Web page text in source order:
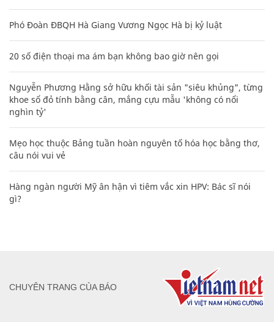
Phó Đoàn ĐBQH Hà Giang Vương Ngọc Hà bị kỷ luật
20 số điện thoại ma ám bạn không bao giờ nên gọi
Nguyễn Phương Hằng sở hữu khối tài sản "siêu khủng", từng
khoe sổ đỏ tính bằng cân, mắng cựu mẫu 'không có nổi
nghìn tỷ'
Mẹo học thuộc Bảng tuần hoàn nguyên tố hóa học bằng thơ,
câu nói vui vẻ
Hàng ngàn người Mỹ ân hận vì tiêm vắc xin HPV: Bác sĩ nói
gì?
CHUYÊN TRANG CỦA BÁO